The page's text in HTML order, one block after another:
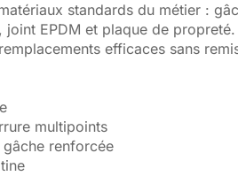
standards du métier :
EPDM et plaque de
efficaces sans
multipoints
renforcée